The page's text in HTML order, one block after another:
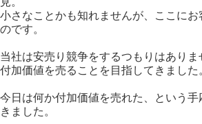
小さなことかも知れませんが、ここに
のです。
当社は安売り競争をするつもりはありま
付加価値を売ることを目指してきました
今日は何か付加価値を売れた、という
きました。